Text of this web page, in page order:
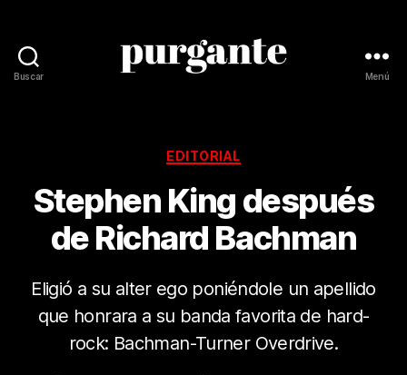
Buscar Menú
Categorías
EDITORIAL
Stephen King después
de Richard Bachman
Eligió a su alter ego poniéndole un apellido
que honrara a su banda favorita de hard-
rock: Bachman-Turner Overdrive.